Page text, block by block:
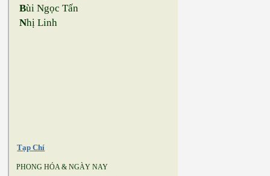
Bùi Ngọc Tấn
Nhị Linh
Tạp Chí
PHONG HÓA & NGÀY NAY